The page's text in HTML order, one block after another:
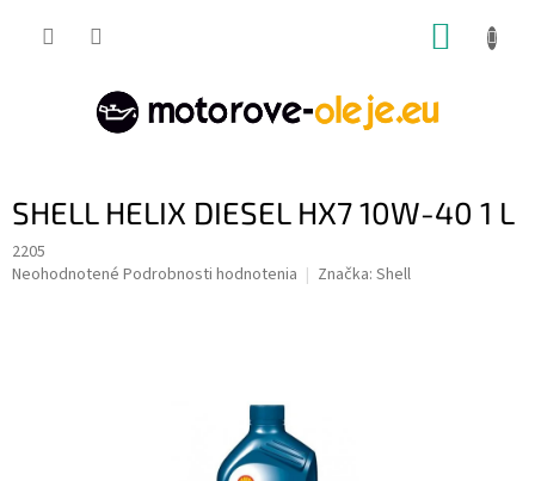
SHELL HELIX DIESEL HX7 10W-40 1 L
2205
Priemerné
Neohodnotené Podrobnosti hodnotenia Značka: Shell